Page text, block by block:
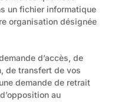
un fichier informatique
organisation désignée
d’accès, de
de transfert de vos
demande de retrait
au